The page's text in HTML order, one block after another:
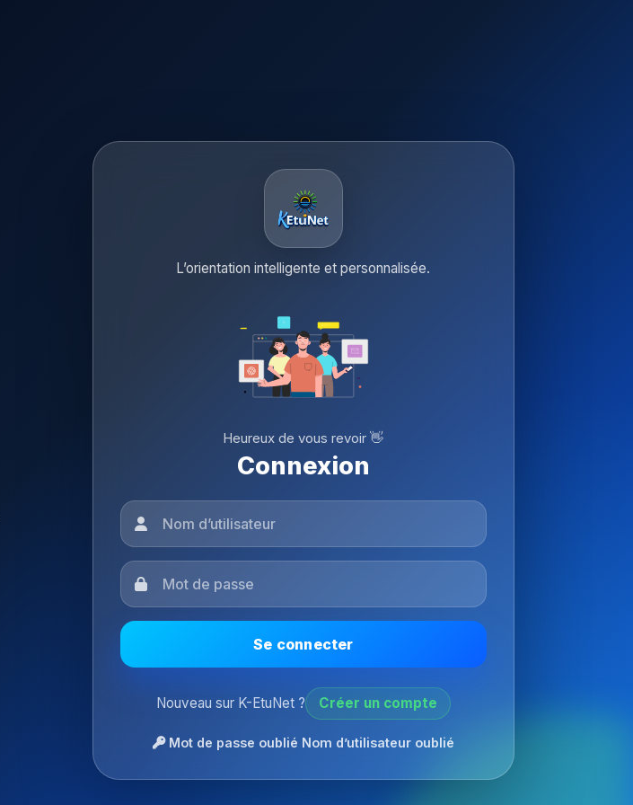
L’orientation intelligente et personnalisée.
Heureux de vous revoir 👋
Connexion
Se connecter
Nouveau sur K-EtuNet ? Créer un compte
Mot de passe oublié Nom d’utilisateur oublié